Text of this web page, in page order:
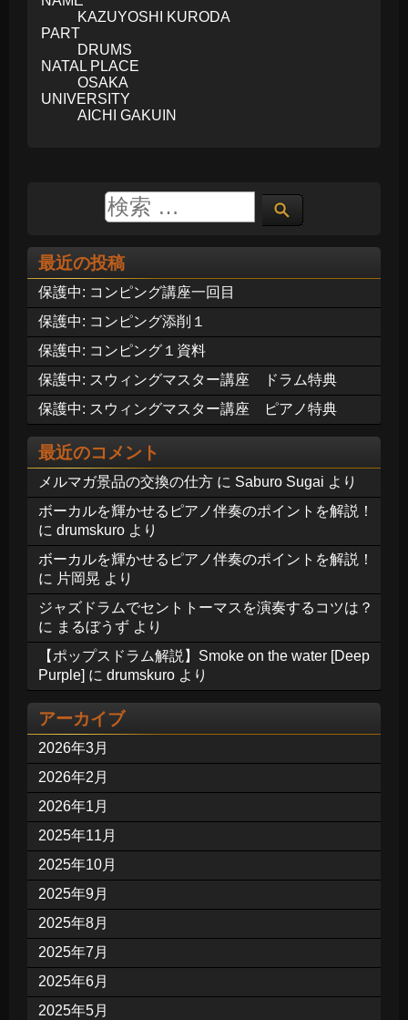
KAZUYOSHI KURODA
PART
DRUMS
NATAL PLACE
OSAKA
UNIVERSITY
AICHI GAKUIN
最近の投稿
保護中: コンピング講座一回目
保護中: コンピング添削１
保護中: コンピング１資料
保護中: スウィングマスター講座 ドラム特典
保護中: スウィングマスター講座 ピアノ特典
最近のコメント
メルマガ景品の交換の仕方 に Saburo Sugai より
ボーカルを輝かせるピアノ伴奏のポイントを解説！
に drumskuro より
ボーカルを輝かせるピアノ伴奏のポイントを解説！
に 片岡晃 より
ジャズドラムでセントトーマスを演奏するコツは？
に まるぼうず より
【ポップスドラム解説】Smoke on the water [Deep
Purple] に drumskuro より
アーカイブ
2026年3月
2026年2月
2026年1月
2025年11月
2025年10月
2025年9月
2025年8月
2025年7月
2025年6月
2025年5月